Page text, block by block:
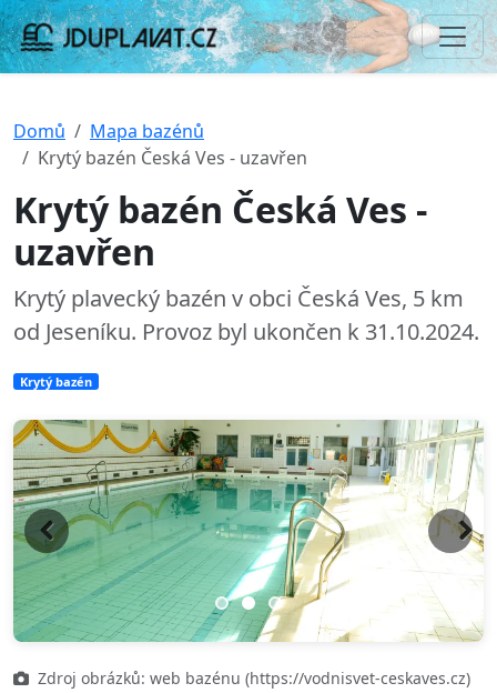
Domů
Mapa bazénů
Krytý bazén Česká Ves - uzavřen
Krytý bazén Česká Ves -
uzavřen
Krytý plavecký bazén v obci Česká Ves, 5 km
od Jeseníku. Provoz byl ukončen k 31.10.2024.
Krytý bazén
Previous Next
Zdroj obrázků: web bazénu (https://vodnisvet-ceskaves.cz)